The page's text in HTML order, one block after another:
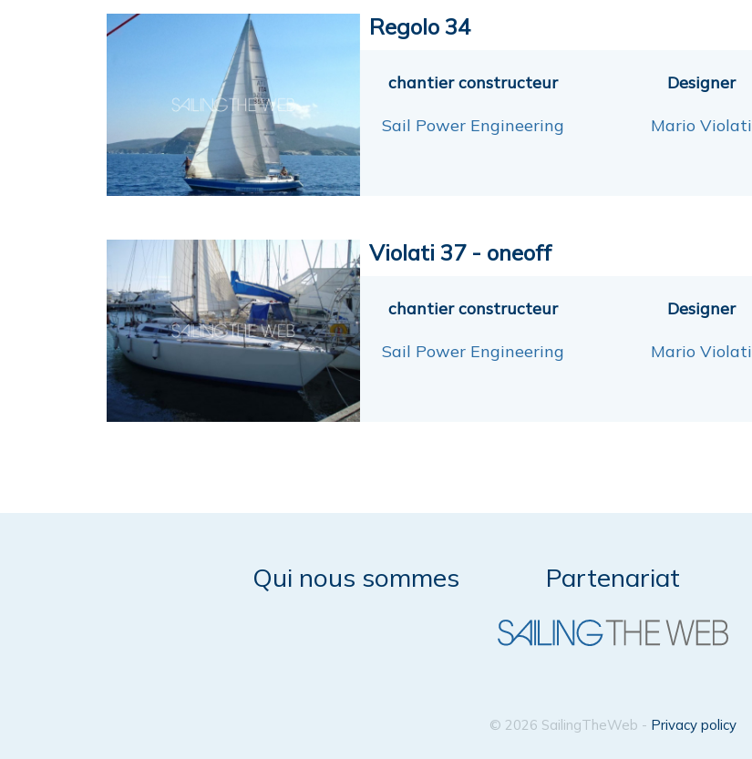
Regolo 34
chantier constructeur
Sail Power Engineering
Designer
Mario Violati
Violati 37 - oneoff
chantier constructeur
Sail Power Engineering
Designer
Mario Violati
Qui nous sommes Partenariat
© 2026 SailingTheWeb - Privacy policy